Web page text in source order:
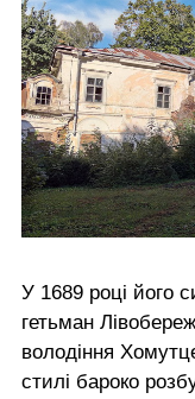
У 1689 році його
гетьман
володіння
стилі бароко